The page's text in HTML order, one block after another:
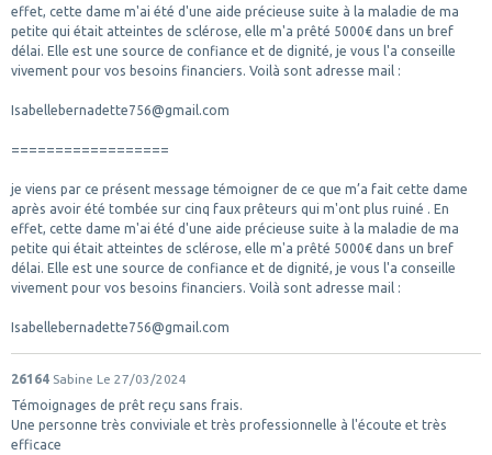
effet, cette dame m'ai été d'une aide précieuse suite à la maladie de ma
petite qui était atteintes de sclérose, elle m'a prêté 5000€ dans un bref
délai. Elle est une source de confiance et de dignité, je vous l'a conseille
vivement pour vos besoins financiers. Voilà sont adresse mail :
Isabellebernadette756@gmail.com
==================
je viens par ce présent message témoigner de ce que m’a fait cette dame
après avoir été tombée sur cinq faux prêteurs qui m'ont plus ruiné . En
effet, cette dame m'ai été d'une aide précieuse suite à la maladie de ma
petite qui était atteintes de sclérose, elle m'a prêté 5000€ dans un bref
délai. Elle est une source de confiance et de dignité, je vous l'a conseille
vivement pour vos besoins financiers. Voilà sont adresse mail :
Isabellebernadette756@gmail.com
26164 Sabine Le 27/03/2024
Témoignages de prêt reçu sans frais.
Une personne très conviviale et très professionnelle à l'écoute et très
efficace